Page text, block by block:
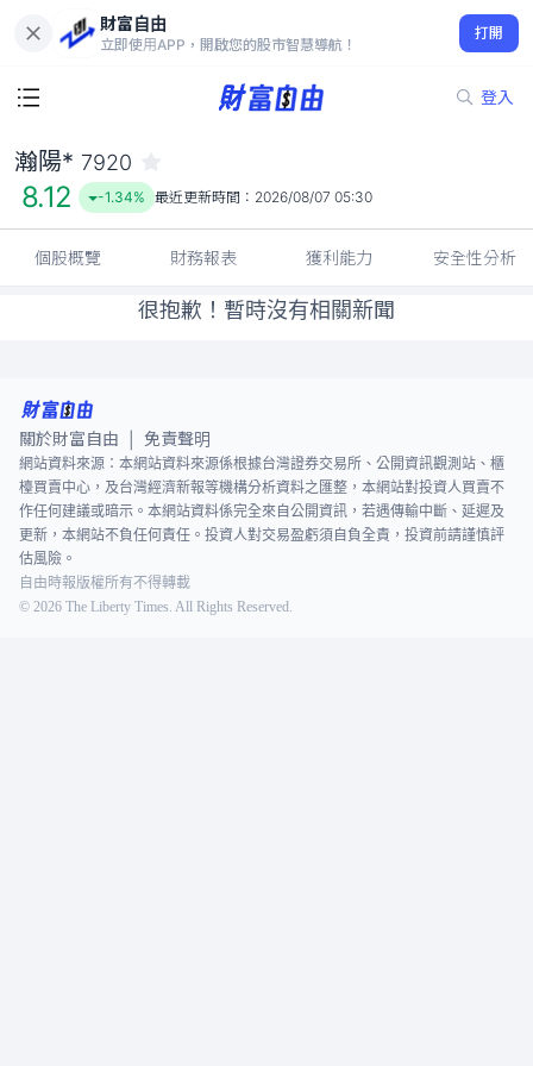
財富自由
立即使用APP，開啟您的股市智慧導航！
打開
登入
8.12
-1.34%
瀚陽* 7920
8.12 -1.34% 最近更新時間： 2026/08/07 05:30
個股概覽 財務報表 獲利能力 安全性分析
很抱歉！暫時沒有相關新聞
關於財富自由 免責聲明
網站資料來源：本網站資料來源係根據台灣證券交易所、公開資訊觀測站、櫃
檯買賣中心，及台灣經濟新報等機構分析資料之匯整，本網站對投資人買賣不
作任何建議或暗示。本網站資料係完全來自公開資訊，若遇傳輸中斷、延遲及
更新，本網站不負任何責任。投資人對交易盈虧須自負全責，投資前請謹慎評
估風險。
自由時報版權所有不得轉載
© 2026 The Liberty Times. All Rights Reserved.